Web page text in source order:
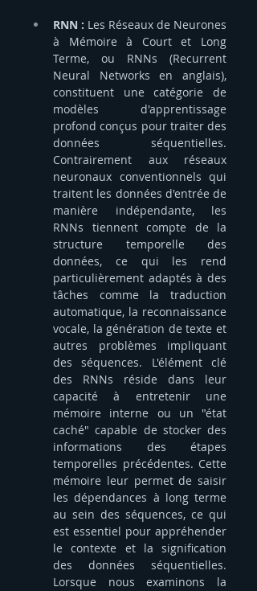
RNN : Les Réseaux de Neurones
à Mémoire à Court et Long
Terme, ou RNNs (Recurrent
Neural Networks en anglais),
constituent une catégorie de
modèles d'apprentissage
profond conçus pour traiter des
données séquentielles.
Contrairement aux réseaux
neuronaux conventionnels qui
traitent les données d'entrée de
manière indépendante, les
RNNs tiennent compte de la
structure temporelle des
données, ce qui les rend
particulièrement adaptés à des
tâches comme la traduction
automatique, la reconnaissance
vocale, la génération de texte et
autres problèmes impliquant
des séquences. L'élément clé
des RNNs réside dans leur
capacité à entretenir une
mémoire interne ou un "état
caché" capable de stocker des
informations des étapes
temporelles précédentes. Cette
mémoire leur permet de saisir
les dépendances à long terme
au sein des séquences, ce qui
est essentiel pour appréhender
le contexte et la signification
des données séquentielles.
Lorsque nous examinons la